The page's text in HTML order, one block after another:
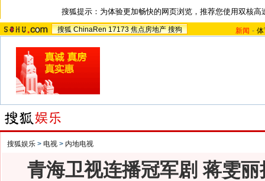
搜狐提示：为体验更加畅快的网页浏览，推荐您使用双核高
搜狐 ChinaRen 17173 焦点房地产 搜狗 新闻 -
搜狐娱乐 > 电视 > 内地电视
青海卫视连播冠军剧 蒋雯丽